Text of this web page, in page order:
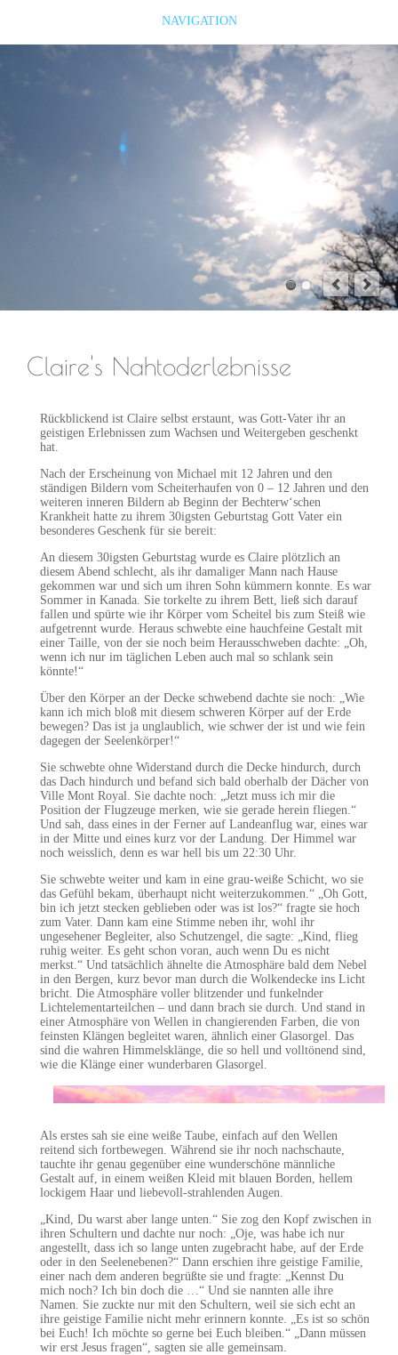
NAVIGATION
Claire's Nahtoderlebnisse
Rückblickend ist Claire selbst erstaunt, was Gott-Vater ihr an
geistigen Erlebnissen zum Wachsen und Weitergeben geschenkt
hat.
Nach der Erscheinung von Michael mit 12 Jahren und den
ständigen Bildern vom Scheiterhaufen von 0 – 12 Jahren und den
weiteren inneren Bildern ab Beginn der Bechterw‘schen
Krankheit hatte zu ihrem 30igsten Geburtstag Gott Vater ein
besonderes Geschenk für sie bereit:
An diesem 30igsten Geburtstag wurde es Claire plötzlich an
diesem Abend schlecht, als ihr damaliger Mann nach Hause
gekommen war und sich um ihren Sohn kümmern konnte. Es war
Sommer in Kanada. Sie torkelte zu ihrem Bett, ließ sich darauf
fallen und spürte wie ihr Körper vom Scheitel bis zum Steiß wie
aufgetrennt wurde. Heraus schwebte eine hauchfeine Gestalt mit
einer Taille, von der sie noch beim Herausschweben dachte: „Oh,
wenn ich nur im täglichen Leben auch mal so schlank sein
könnte!“
Über den Körper an der Decke schwebend dachte sie noch: „Wie
kann ich mich bloß mit diesem schweren Körper auf der Erde
bewegen? Das ist ja unglaublich, wie schwer der ist und wie fein
dagegen der Seelenkörper!“
Sie schwebte ohne Widerstand durch die Decke hindurch, durch
das Dach hindurch und befand sich bald oberhalb der Dächer von
Ville Mont Royal. Sie dachte noch: „Jetzt muss ich mir die
Position der Flugzeuge merken, wie sie gerade herein fliegen.“
Und sah, dass eines in der Ferner auf Landeanflug war, eines war
in der Mitte und eines kurz vor der Landung. Der Himmel war
noch weisslich, denn es war hell bis um 22:30 Uhr.
Sie schwebte weiter und kam in eine grau-weiße Schicht, wo sie
das Gefühl bekam, überhaupt nicht weiterzukommen.“ „Oh Gott,
bin ich jetzt stecken geblieben oder was ist los?“ fragte sie hoch
zum Vater. Dann kam eine Stimme neben ihr, wohl ihr
ungesehener Begleiter, also Schutzengel, die sagte: „Kind, flieg
ruhig weiter. Es geht schon voran, auch wenn Du es nicht
merkst.“ Und tatsächlich ähnelte die Atmosphäre bald dem Nebel
in den Bergen, kurz bevor man durch die Wolkendecke ins Licht
bricht. Die Atmosphäre voller blitzender und funkelnder
Lichtelementarteilchen – und dann brach sie durch. Und stand in
einer Atmosphäre von Wellen in changierenden Farben, die von
feinsten Klängen begleitet waren, ähnlich einer Glasorgel. Das
sind die wahren Himmelsklänge, die so hell und volltönend sind,
wie die Klänge einer wunderbaren Glasorgel.
Als erstes sah sie eine weiße Taube, einfach auf den Wellen
reitend sich fortbewegen. Während sie ihr noch nachschaute,
tauchte ihr genau gegenüber eine wunderschöne männliche
Gestalt auf, in einem weißen Kleid mit blauen Borden, hellem
lockigem Haar und liebevoll-strahlenden Augen.
„Kind, Du warst aber lange unten.“ Sie zog den Kopf zwischen in
ihren Schultern und dachte nur noch: „Oje, was habe ich nur
angestellt, dass ich so lange unten zugebracht habe, auf der Erde
oder in den Seelenebenen?“ Dann erschien ihre geistige Familie,
einer nach dem anderen begrüßte sie und fragte: „Kennst Du
mich noch? Ich bin doch die …“ Und sie nannten alle ihre
Namen. Sie zuckte nur mit den Schultern, weil sie sich echt an
ihre geistige Familie nicht mehr erinnern konnte. „Es ist so schön
bei Euch! Ich möchte so gerne bei Euch bleiben.“ „Dann müssen
wir erst Jesus fragen“, sagten sie alle gemeinsam.